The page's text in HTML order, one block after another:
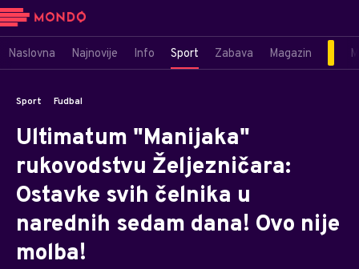
Naslovna Najnovije Info Sport Zabava Magazin
Sport Fudbal
Ultimatum "Manijaka"
rukovodstvu Željezničara:
Ostavke svih čelnika u
narednih sedam dana! Ovo nije
molba!